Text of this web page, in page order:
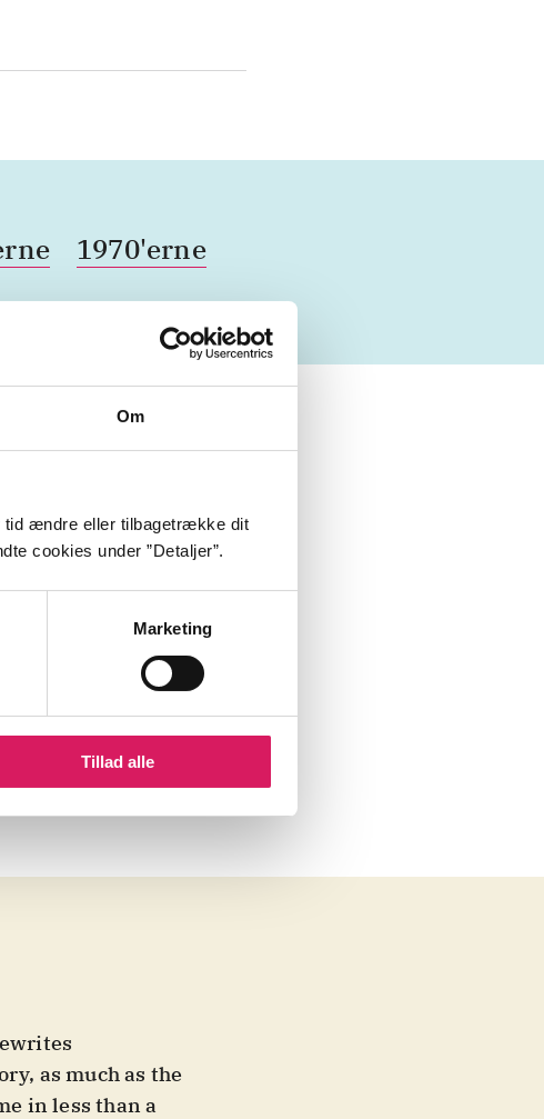
Om
tid ændre eller tilbagetrække dit
cookies under ”Detaljer”.
Marketing
Tillad alle
1970'erne
as much as the
in less than a